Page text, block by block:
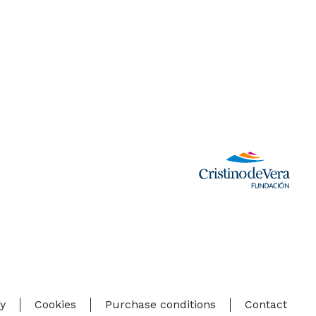
Cookies Purchase conditions Contact